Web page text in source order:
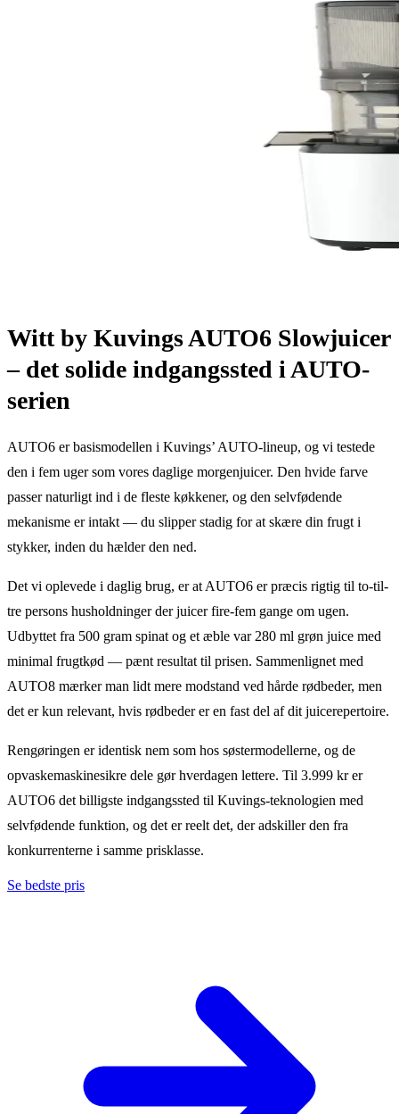
Witt by Kuvings AUTO6 Slowjuicer
– det solide indgangssted i AUTO-
serien
AUTO6 er basismodellen i Kuvings’ AUTO-lineup, og vi testede
den i fem uger som vores daglige morgenjuicer. Den hvide farve
passer naturligt ind i de fleste køkkener, og den selvfødende
mekanisme er intakt — du slipper stadig for at skære din frugt i
stykker, inden du hælder den ned.
Det vi oplevede i daglig brug, er at AUTO6 er præcis rigtig til to-til-
tre persons husholdninger der juicer fire-fem gange om ugen.
Udbyttet fra 500 gram spinat og et æble var 280 ml grøn juice med
minimal frugtkød — pænt resultat til prisen. Sammenlignet med
AUTO8 mærker man lidt mere modstand ved hårde rødbeder, men
det er kun relevant, hvis rødbeder er en fast del af dit juicerepertoire.
Rengøringen er identisk nem som hos søstermodellerne, og de
opvaskemaskinesikre dele gør hverdagen lettere. Til 3.999 kr er
AUTO6 det billigste indgangssted til Kuvings-teknologien med
selvfødende funktion, og det er reelt det, der adskiller den fra
konkurrenterne i samme prisklasse.
Se bedste pris